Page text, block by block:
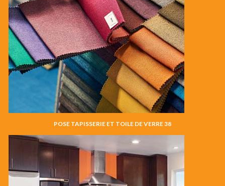
POSE TAPISSERIE ET TOILE DE VERRE 38